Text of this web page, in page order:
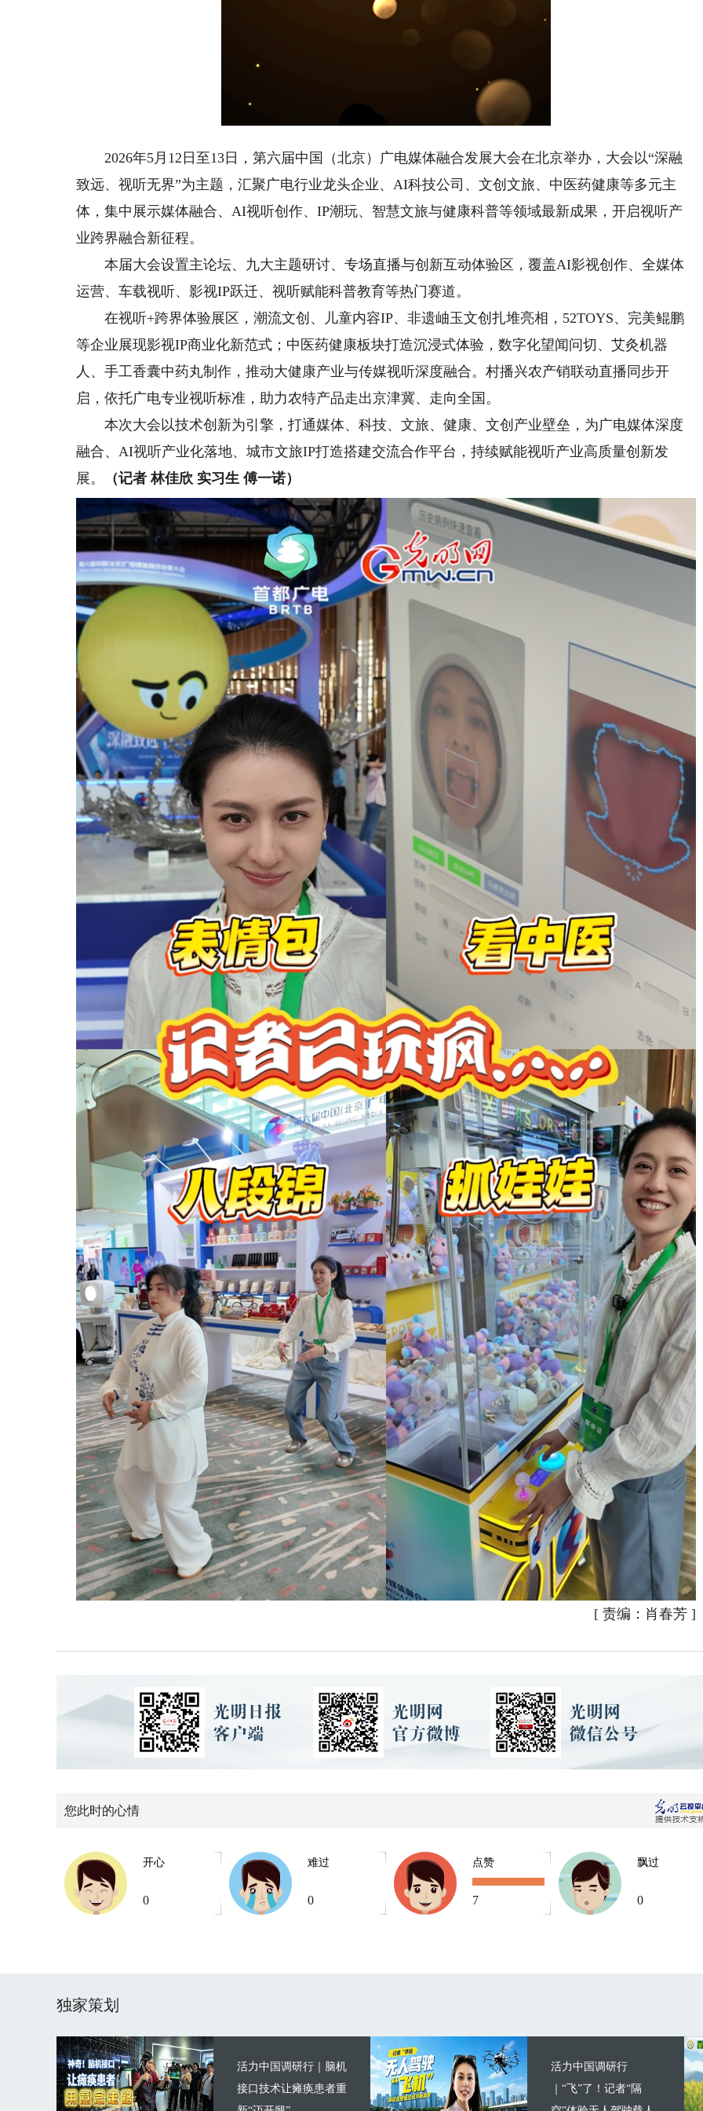
2026年5月12日至13日，第六届中国（北京）广电媒体融合发展大会在北京举办，大会以“深融
致远、视听无界”为主题，汇聚广电行业龙头企业、AI科技公司、文创文旅、中医药健康等多元主
体，集中展示媒体融合、AI视听创作、IP潮玩、智慧文旅与健康科普等领域最新成果，开启视听产
业跨界融合新征程。
本届大会设置主论坛、九大主题研讨、专场直播与创新互动体验区，覆盖AI影视创作、全媒体
运营、车载视听、影视IP跃迁、视听赋能科普教育等热门赛道。
在视听+跨界体验展区，潮流文创、儿童内容IP、非遗岫玉文创扎堆亮相，52TOYS、完美鲲鹏
等企业展现影视IP商业化新范式；中医药健康板块打造沉浸式体验，数字化望闻问切、艾灸机器
人、手工香囊中药丸制作，推动大健康产业与传媒视听深度融合。村播兴农产销联动直播同步开
启，依托广电专业视听标准，助力农特产品走出京津冀、走向全国。
本次大会以技术创新为引擎，打通媒体、科技、文旅、健康、文创产业壁垒，为广电媒体深度
融合、AI视听产业化落地、城市文旅IP打造搭建交流合作平台，持续赋能视听产业高质量创新发
展。
（记者 林佳欣 实习生 傅一诺）
[ 责编：肖春芳 ]
您此时的心情
开心
0
难过
0
点赞
7
飘过
0
独家策划
活力中国调研行｜脑机
接口技术让瘫痪患者重
活力中国调研行
｜“飞”了！记者“隔